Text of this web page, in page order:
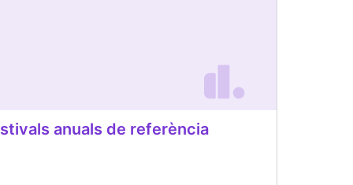
anuals de referència